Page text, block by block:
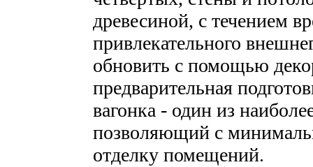
древесиной, с течением
привлекательного
обновить с помощью
предварительная
вагонка - один из
позволяющий с
отделку помещений.